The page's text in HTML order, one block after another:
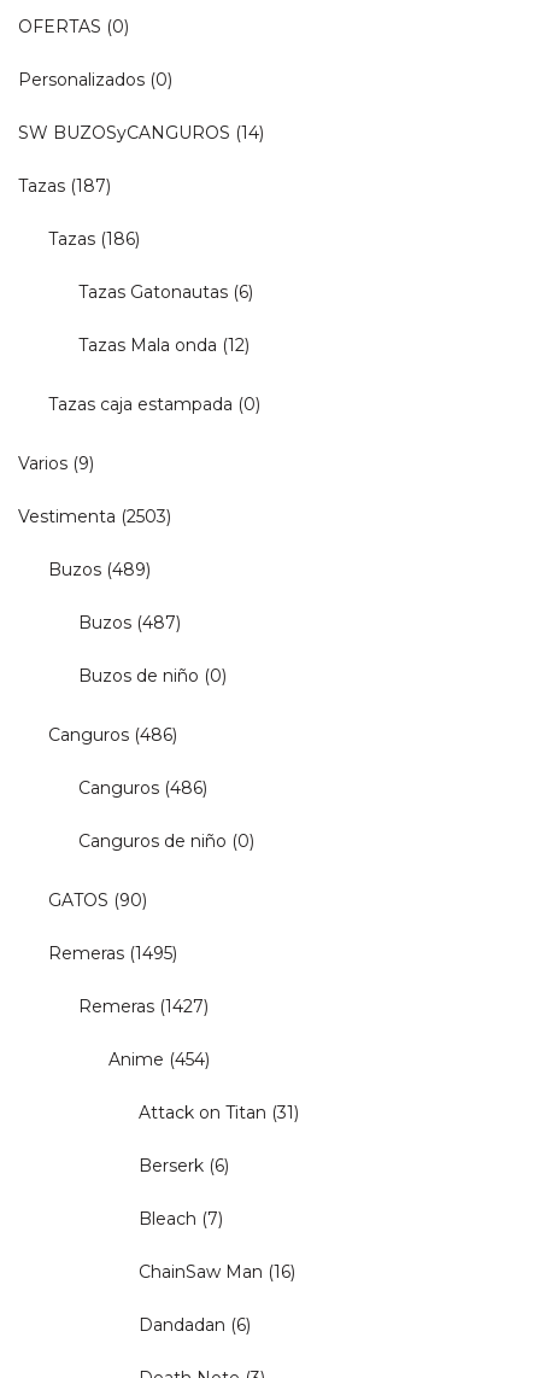
OFERTAS (0)
Personalizados (0)
SW BUZOSyCANGUROS (14)
Tazas (187)
Tazas (186)
Tazas Gatonautas (6)
Tazas Mala onda (12)
Tazas caja estampada (0)
Varios (9)
Vestimenta (2503)
Buzos (489)
Buzos (487)
Buzos de niño (0)
Canguros (486)
Canguros (486)
Canguros de niño (0)
GATOS (90)
Remeras (1495)
Remeras (1427)
Anime (454)
Attack on Titan (31)
Berserk (6)
Bleach (7)
ChainSaw Man (16)
Dandadan (6)